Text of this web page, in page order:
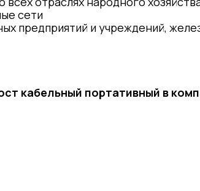
сети
предприятий и учреждений,
кабельный портативный в